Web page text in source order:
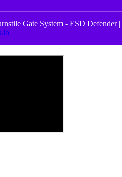
Gate System - ESD Defender |